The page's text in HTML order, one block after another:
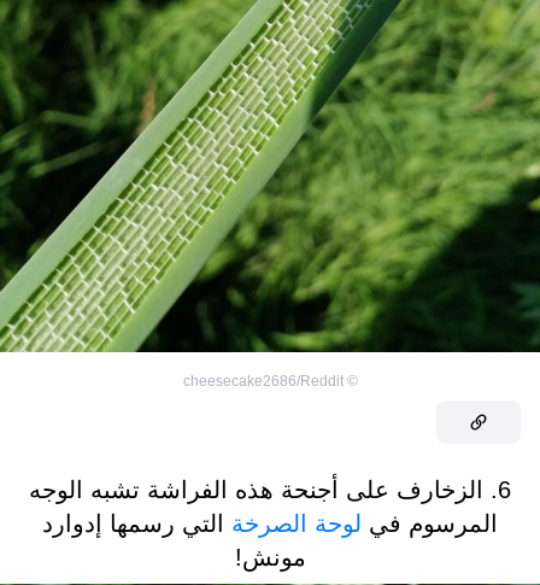
©
cheesecake2686/Reddit
6. الزخارف على أجنحة هذه الفراشة تشبه الوجه
المرسوم في لوحة الصرخة التي رسمها إدوارد
مونش!